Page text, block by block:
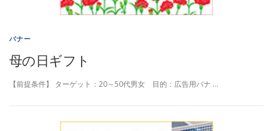
バナー
母の日ギフト
【前提条件】 ターゲット：20～50代男女 目的：広告用バナ …